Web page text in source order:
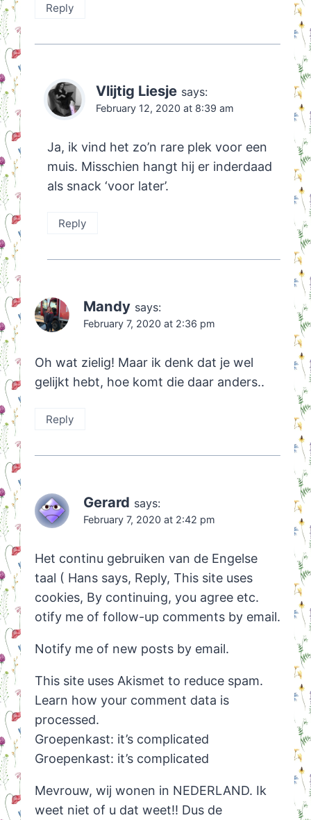
Reply
Vlijtig Liesje says:
February 12, 2020 at 8:39 am
Ja, ik vind het zo’n rare plek voor een
muis. Misschien hangt hij er inderdaad
als snack ‘voor later’.
Reply
Mandy says:
February 7, 2020 at 2:36 pm
Oh wat zielig! Maar ik denk dat je wel
gelijkt hebt, hoe komt die daar anders..
Reply
Gerard says:
February 7, 2020 at 2:42 pm
Het continu gebruiken van de Engelse
taal ( Hans says, Reply, This site uses
cookies, By continuing, you agree etc.
otify me of follow-up comments by email.
Notify me of new posts by email.
This site uses Akismet to reduce spam.
Learn how your comment data is
processed.
Groepenkast: it’s complicated
Groepenkast: it’s complicated
Mevrouw, wij wonen in NEDERLAND. Ik
weet niet of u dat weet!! Dus de